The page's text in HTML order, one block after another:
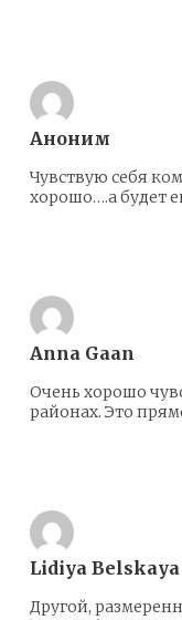
Аноним
Чувствую себя
хорошо….а будет
Anna Gaan
Очень хорошо
районах. Это
Lidiya Belskaya
Другой,